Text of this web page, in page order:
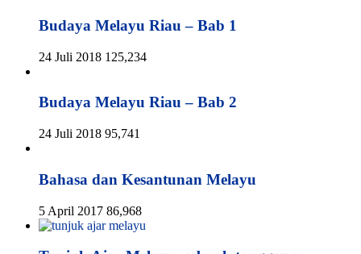
Budaya Melayu Riau – Bab 1
24 Juli 2018 125,234
Budaya Melayu Riau – Bab 2
24 Juli 2018 95,741
Bahasa dan Kesantunan Melayu
5 April 2017 86,968